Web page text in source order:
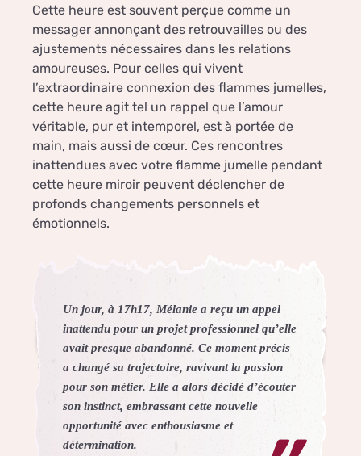
Cette heure est souvent perçue comme un
messager annonçant des retrouvailles ou des
ajustements nécessaires dans les relations
amoureuses. Pour celles qui vivent
l’extraordinaire connexion des flammes jumelles,
cette heure agit tel un rappel que l’amour
véritable, pur et intemporel, est à portée de
main, mais aussi de cœur. Ces rencontres
inattendues avec votre flamme jumelle pendant
cette heure miroir peuvent déclencher de
profonds changements personnels et
émotionnels.
Un jour, à 17h17, Mélanie a reçu un appel
inattendu pour un projet professionnel qu’elle
avait presque abandonné. Ce moment précis
a changé sa trajectoire, ravivant la passion
pour son métier. Elle a alors décidé d’écouter
son instinct, embrassant cette nouvelle
opportunité avec enthousiasme et
détermination.